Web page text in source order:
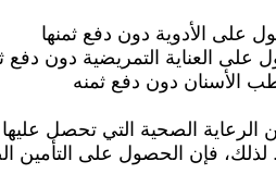
على الأدوية دون دفع ثمنها
العناية التمريضية دون دفع
الأسنان دون دفع ثمنه
الرعاية الصحية التي تحصل
فإن الحصول على التأمين